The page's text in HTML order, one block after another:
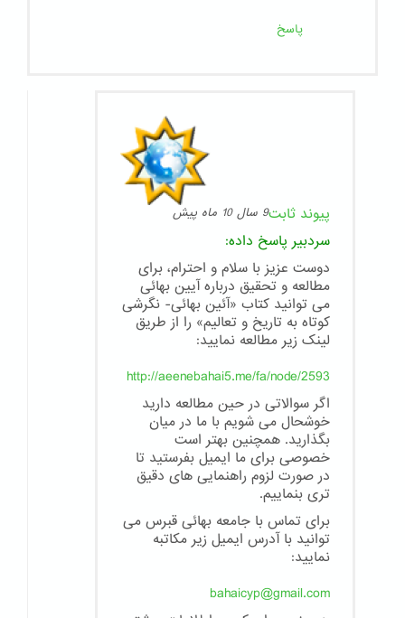
پاسخ
پیوند ثابت9 سال 10 ماه پیش
سردبیر پاسخ داده:
دوست عزیز با سلام و احترام، برای
مطالعه و تحقیق درباره آیین بهائی
می توانید کتاب «آئین بهائی- نگرشی
کوتاه به تاریخ و تعالیم» را از طریق
لینک زیر مطالعه نمایید:
http://aeenebahai5.me/fa/node/2593
اگر سوالاتی در حین مطالعه دارید
خوشحال می شویم با ما در میان
بگذارید. همچنین بهتر است
خصوصی برای ما ایمیل بفرستید تا
در صورت لزوم راهنمایی های دقیق
تری بنماییم.
برای تماس با جامعه بهائی قبرس می
توانید با آدرس ایمیل زیر مکاتبه
نمایید:
bahaicyp@gmail.com